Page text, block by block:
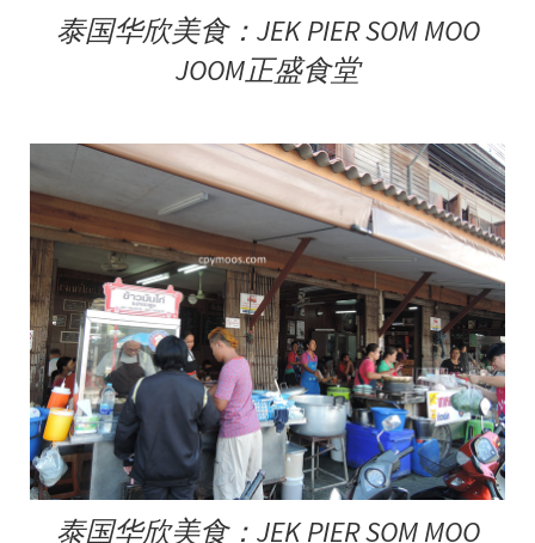
泰国华欣美食：JEK PIER SOM MOO
JOOM正盛食堂
泰国华欣美食：JEK PIER SOM MOO